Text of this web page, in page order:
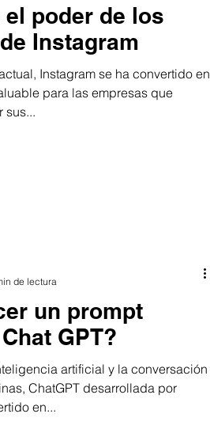
poder de los
Instagram
Instagram se ha convertido en
para las empresas que
sus...
un prompt
GPT?
artificial y la conversación
ChatGPT desarrollada por
en...
de lectura